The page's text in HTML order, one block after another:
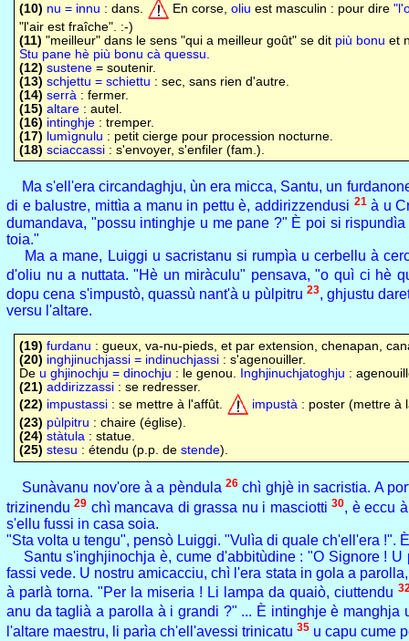
(10) nu = innu : dans. En corse, oliu est masculin : pour dire
"l'air est fraîche". :-)
(11) "meilleur" dans le sens "qui a meilleur goût" se dit più bonu et
Stu pane hè più bonu cà quessu.
(12) sustene= soutenir.
(13) schjettu = schiettu : sec, sans rien d'autre.
(14) serrà : fermer.
(15) altare: autel.
(16) intinghje: tremper.
(17) lumìgnulu : petit cierge pour procession nocturne.
(18) sciaccassi: s'envoyer, s'enfiler (fam.).
Ma s'ell'era circandaghju, ùn era micca, Santu, un
di e balustre, mittìa a manu in pettu è, addirizzendusi 21à u
dumandava, "possu intinghje u me pane ?" È poi si
toia."
Ma a mane, Luiggi u sacristanu si rumpìa u cerbellu à
d'oliu nu a nuttata. "Hè un miràculu" pensava, "o quì ci hè
dopu cena s'impustò, quassù nant'à u pùlpitru 23, ghjustu
versu l'altare.
(19) furdanu : gueux, va-nu-pieds, et par extension, chenapan,
(20) inghjinuchjassi = indinuchjassi : s'agenouiller.
De u ghjinochju = dinochju : le genou. Inghjinuchjatoghju :
(21) addirizzassi: se redresser.
(22) impustassi : se mettre à l'affût. impustà: poster (mettre à
(23) pùlpitru : chaire (église).
(24) stàtula: statue.
(25) stesu : étendu (p.p. de stende).
Sunàvanu nov'ore à a pèndula26 chì ghjè in sacristia. A
trizinendu29 chì mancava di grassa nu i masciotti30, è eccu
s'ellu fussi in casa soia.
"Sta volta u tengu", pensò Luiggi. "Vulìa di quale ch'ell'era !".
Santu s'inghjinochja è, cume d'abbitùdine : "O Signore ! U
fassi vede. U nostru amicacciu, chì l'era stata in gola a
à parlà torna. "Per la miseria ! Li lampa da quaiò, ciuttendu
anu da taglià a parolla à i grandi ?" ... È intinghje è
l'altare maestru, li parìa ch'ell'avessi trinicatu 35 u capu cume